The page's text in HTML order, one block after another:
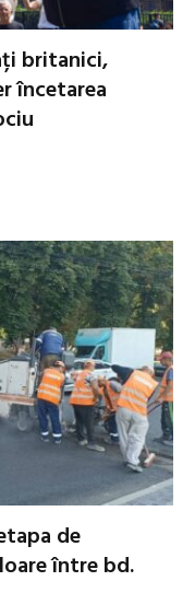
britanici,
încetarea
de
între bd.